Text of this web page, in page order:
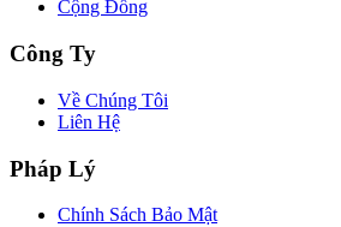
Cộng Đồng
Công Ty
Về Chúng Tôi
Liên Hệ
Pháp Lý
Chính Sách Bảo Mật